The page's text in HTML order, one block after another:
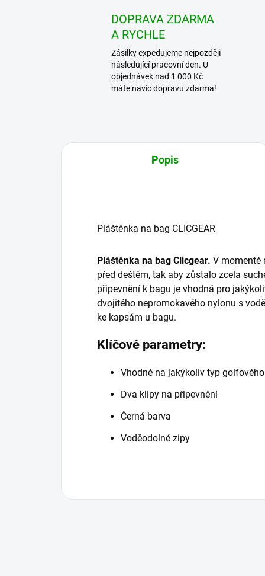
DOPRAVA ZDARMA
A RYCHLE
Zásilky expedujeme nejpozději
následující pracovní den. U
objednávek nad 1 000 Kč
máte navíc dopravu zdarma!
Popis
Pláštěnka na bag CLICGEAR
Pláštěnka na bag Clicgear. V momentě
před deštěm, tak aby zůstalo zcela
připevnění k bagu je vhodná pro
dvojitého nepromokavého nylonu s
ke kapsám u bagu.
Klíčové parametry:
Vhodné na jakýkoliv typ
Dva klipy na připevnění
Černá barva
Voděodolné zipy